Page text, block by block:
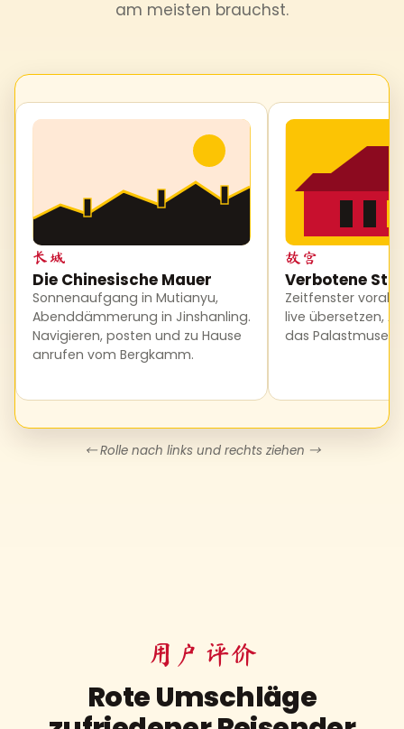
am meisten brauchst.
长城
Die Chinesische Mauer
Sonnenaufgang in Mutianyu,
Abenddämmerung in Jinshanling.
Navigieren, posten und zu Hause
anrufen vom Bergkamm.
故宫
Verbotene
Zeitfenster vorab
live übersetzen,
das
← Rolle nach links und rechts ziehen →
用户 评价
Rote Umschläge